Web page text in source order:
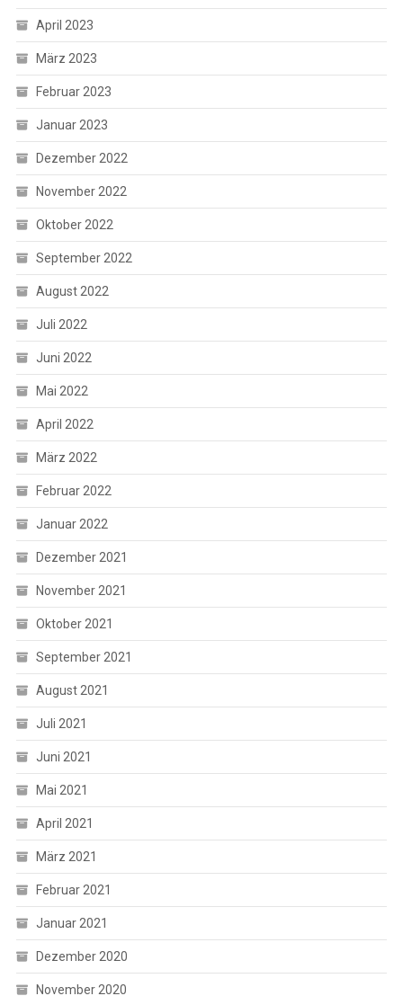
April 2023
März 2023
Februar 2023
Januar 2023
Dezember 2022
November 2022
Oktober 2022
September 2022
August 2022
Juli 2022
Juni 2022
Mai 2022
April 2022
März 2022
Februar 2022
Januar 2022
Dezember 2021
November 2021
Oktober 2021
September 2021
August 2021
Juli 2021
Juni 2021
Mai 2021
April 2021
März 2021
Februar 2021
Januar 2021
Dezember 2020
November 2020